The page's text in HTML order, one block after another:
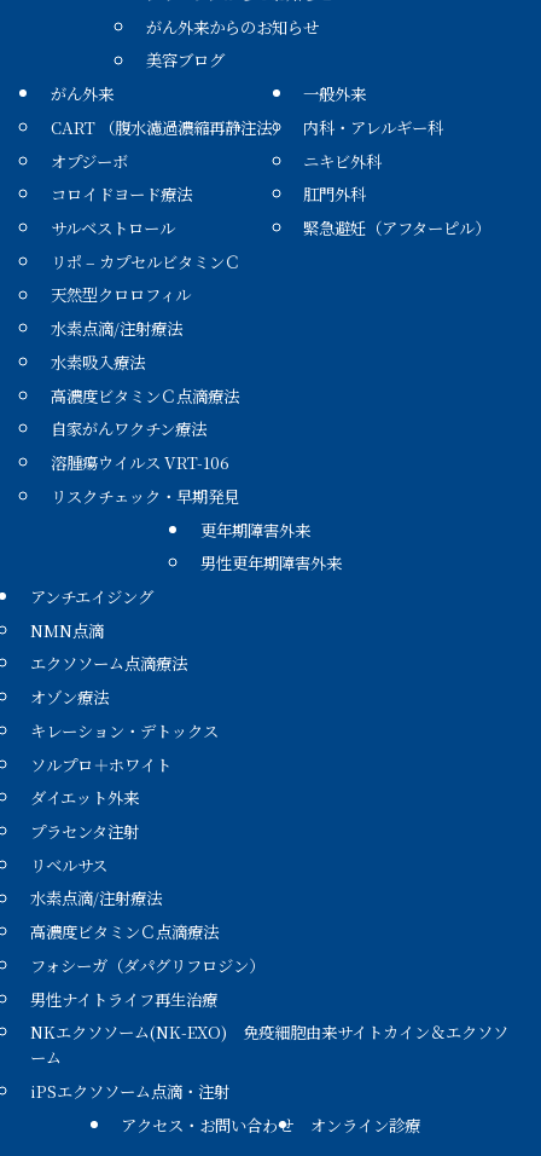
がん外来からのお知らせ
美容ブログ
がん外来
CART （腹水濾過濃縮再静注法）
オプジーボ
コロイドヨード療法
サルベストロール
リポ – カプセルビタミンＣ
天然型クロロフィル
水素点滴/注射療法
水素吸入療法
高濃度ビタミンＣ点滴療法
自家がんワクチン療法
溶腫瘍ウイルス VRT-106
リスクチェック・早期発見
一般外来
内科・アレルギー科
ニキビ外科
肛門外科
緊急避妊（アフターピル）
更年期障害外来
男性更年期障害外来
アンチエイジング
NMN点滴
エクソソーム点滴療法
オゾン療法
キレーション・デトックス
ソルプロ＋ホワイト
ダイエット外来
プラセンタ注射
リベルサス
水素点滴/注射療法
高濃度ビタミンＣ点滴療法
フォシーガ（ダパグリフロジン）
男性ナイトライフ再生治療
NKエクソソーム(NK-EXO) 免疫細胞由来サイトカイン＆エクソソ
ーム
iPSエクソソーム点滴・注射
アクセス・お問い合わせ
オンライン診療